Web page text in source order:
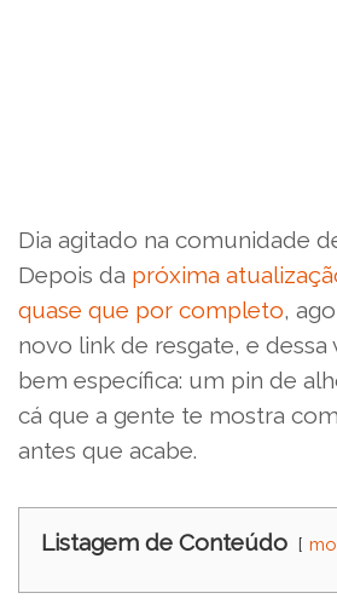
Dia agitado na comunidade
Depois da próxima
quase que por completo,
novo link de resgate, e dessa
bem específica: um pin de
cá que a gente te mostra
antes que acabe.
Listagem de Conteúdo